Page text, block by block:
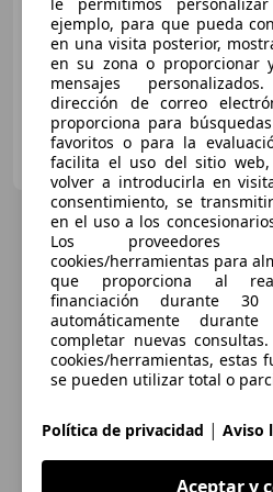
09/2015 156.349 km
OCASIONPLUS LA MAQUINISTA II
ES-08020 SANT ANDREU
ejemplo, para que pueda
en una visita posterior,
en su zona o proporcionar
mensajes
dirección de correo
proporciona para
favoritos o para la
facilita el uso del sitio
volver a introducirla en
consentimiento, se
en el uso a los
Los proveedores
cookies/herramientas para
que proporciona al
financiación durante
automáticamente
completar nuevas
cookies/herramientas, estas
se pueden utilizar total o
Política de privacidad | Aviso
Aceptar y